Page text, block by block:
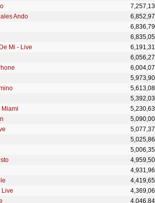
Ando
Mi - Live
Miami
Live